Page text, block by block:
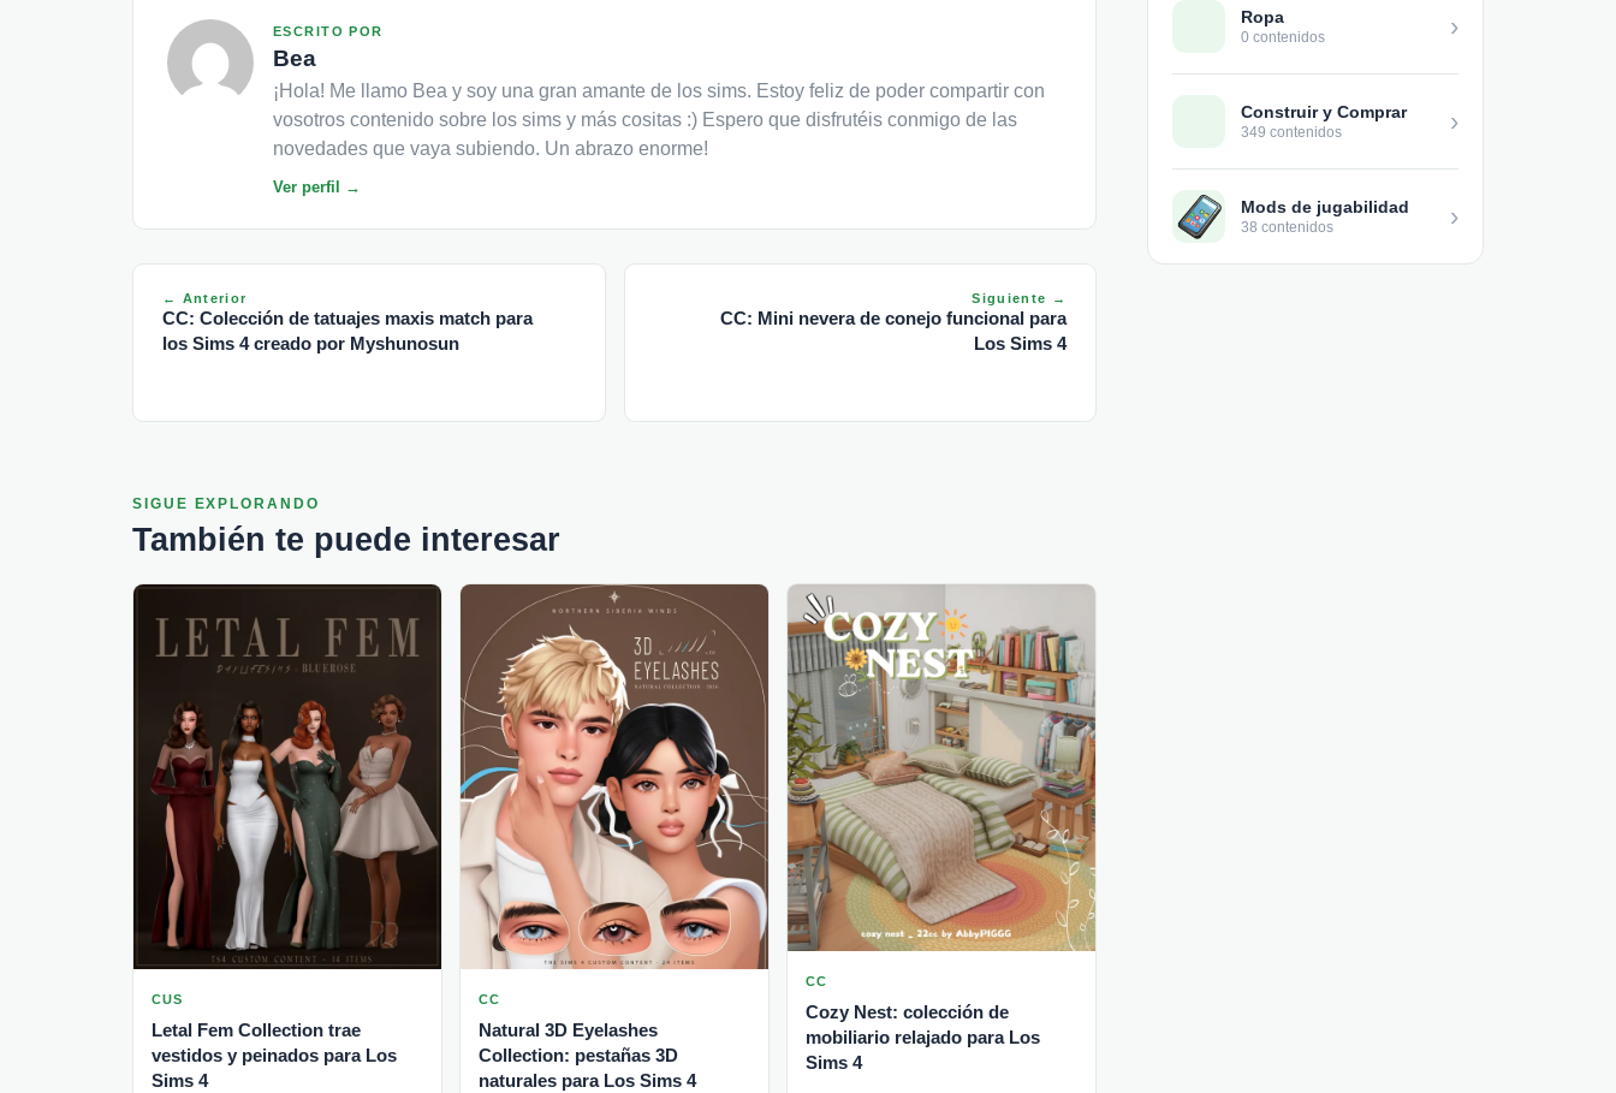
ESCRITO POR
Bea
¡Hola! Me llamo Bea y soy una gran amante de los sims. Estoy feliz de poder compartir con
vosotros contenido sobre los sims y más cositas :) Espero que disfrutéis conmigo de las
novedades que vaya subiendo. Un abrazo enorme!
Ver perfil →
← Anterior
CC: Colección de tatuajes maxis match para
los Sims 4 creado por Myshunosun
Siguiente →
CC: Mini nevera de conejo funcional para
Los Sims 4
SIGUE EXPLORANDO
También te puede interesar
CUS
Letal Fem Collection trae
vestidos y peinados para Los
Sims 4
CC
Natural 3D Eyelashes
Collection: pestañas 3D
naturales para Los Sims 4
CC
Cozy Nest: colección de
mobiliario relajado para Los
Sims 4
Ropa
0 contenidos ›
Construir y Comprar
349 contenidos ›
Mods de jugabilidad
38 contenidos ›